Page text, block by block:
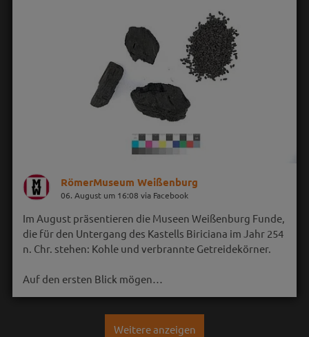
RömerMuseum Weißenburg
06. August um 16:08 via Facebook
Im August präsentieren die Museen Weißenburg Funde,
die für den Untergang des Kastells Biriciana im Jahr 254
n. Chr. stehen: Kohle und verbrannte Getreidekörner.
Auf den ersten Blick mögen…
Weitere anzeigen